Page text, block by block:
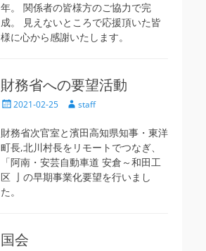
年。 関係者の皆様方のご協力で完
成。 見えないところで応援頂いた皆
様に心から感謝いたします。
財務省への要望活動
投
日
2021-02-25
投
者
staff
財務省次官室と濱田高知県知事・東洋
町長,北川村長をリモートでつなぎ、
「阿南・安芸自動車道 安倉～和田工
区 亅の早期事業化要望を行いまし
た。
国会